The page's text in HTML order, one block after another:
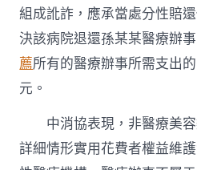
組成訛詐，應承當處分性賠
決該病院退還孫某某醫療辦
薦所有的醫療辦事所需支出
元。
中消協表現，非醫療美
詳細情形實用花費者權益維